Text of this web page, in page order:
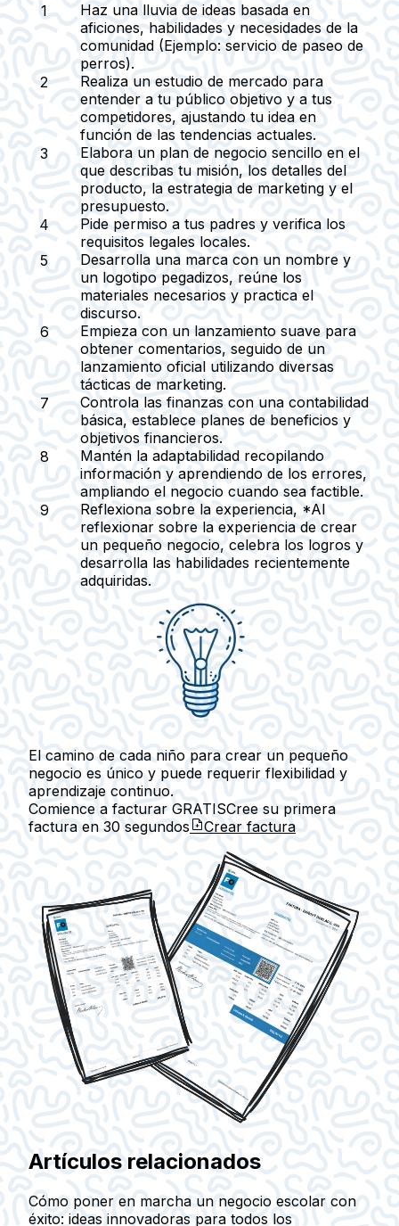
Haz una lluvia de ideas basada en
aficiones, habilidades y necesidades de la
comunidad (Ejemplo: servicio de paseo de
perros).
Realiza un estudio de mercado para
entender a tu público objetivo y a tus
competidores, ajustando tu idea en
función de las tendencias actuales.
Elabora un plan de negocio sencillo en el
que describas tu misión, los detalles del
producto, la estrategia de marketing y el
presupuesto.
Pide permiso a tus padres y verifica los
requisitos legales locales.
Desarrolla una marca con un nombre y
un logotipo pegadizos, reúne los
materiales necesarios y practica el
discurso.
Empieza con un lanzamiento suave para
obtener comentarios, seguido de un
lanzamiento oficial utilizando diversas
tácticas de marketing.
Controla las finanzas con una contabilidad
básica, establece planes de beneficios y
objetivos financieros.
Mantén la adaptabilidad recopilando
información y aprendiendo de los errores,
ampliando el negocio cuando sea factible.
Reflexiona sobre la experiencia, *Al
reflexionar sobre la experiencia de crear
un pequeño negocio, celebra los logros y
desarrolla las habilidades recientemente
adquiridas.
El camino de cada niño para crear un pequeño
negocio es único y puede requerir flexibilidad y
aprendizaje continuo.
Comience a facturar GRATISCree su primera
factura en 30 segundos Crear factura
Artículos relacionados
Cómo poner en marcha un negocio escolar con
éxito: ideas innovadoras para todos los